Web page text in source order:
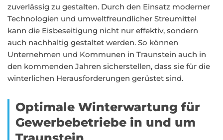
zuverlässig zu gestalten. Durch den Einsatz moderner
Technologien und umweltfreundlicher Streumittel
kann die Eisbeseitigung nicht nur effektiv, sondern
auch nachhaltig gestaltet werden. So können
Unternehmen und Kommunen in Traunstein auch in
den kommenden Jahren sicherstellen, dass sie für die
winterlichen Herausforderungen gerüstet sind.
Optimale Winterwartung für
Gewerbebetriebe in und um